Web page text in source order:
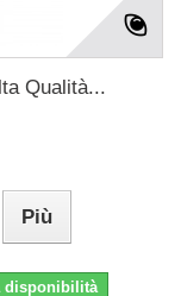
Qualità...
Più
disponibilità